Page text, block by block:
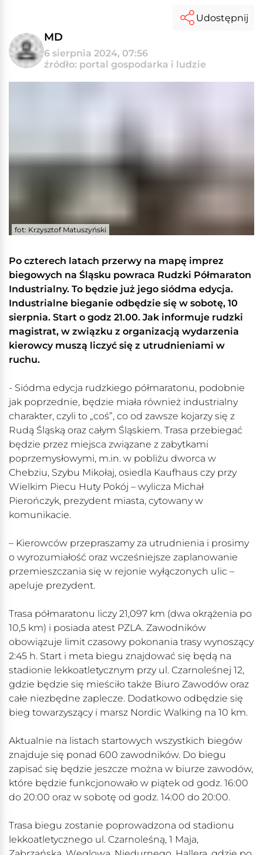
MD
6 sierpnia 2024, 07:56
źródło: portal gospodarka i ludzie
Udostępnij
fot: Krzysztof Matuszyński
Po czterech latach przerwy na mapę imprez
biegowych na Śląsku powraca Rudzki Półmaraton
Industrialny. To będzie już jego siódma edycja.
Industrialne bieganie odbędzie się w sobotę, 10
sierpnia. Start o godz 21.00. Jak informuje rudzki
magistrat, w związku z organizacją wydarzenia
kierowcy muszą liczyć się z utrudnieniami w
ruchu.
- Siódma edycja rudzkiego półmaratonu, podobnie
jak poprzednie, będzie miała również industrialny
charakter, czyli to „coś”, co od zawsze kojarzy się z
Rudą Śląską oraz całym Śląskiem. Trasa przebiegać
będzie przez miejsca związane z zabytkami
poprzemysłowymi, m.in. w pobliżu dworca w
Chebziu, Szybu Mikołaj, osiedla Kaufhaus czy przy
Wielkim Piecu Huty Pokój – wylicza Michał
Pierończyk, prezydent miasta, cytowany w
komunikacie.
– Kierowców przepraszamy za utrudnienia i prosimy
o wyrozumiałość oraz wcześniejsze zaplanowanie
przemieszczania się w rejonie wyłączonych ulic –
apeluje prezydent.
Trasa półmaratonu liczy 21,097 km (dwa okrążenia po
10,5 km) i posiada atest PZLA. Zawodników
obowiązuje limit czasowy pokonania trasy wynoszący
2:45 h. Start i meta biegu znajdować się będą na
stadionie lekkoatletycznym przy ul. Czarnoleśnej 12,
gdzie będzie się mieściło także Biuro Zawodów oraz
całe niezbędne zaplecze. Dodatkowo odbędzie się
bieg towarzyszący i marsz Nordic Walking na 10 km.
Aktualnie na listach startowych wszystkich biegów
znajduje się ponad 600 zawodników. Do biegu
zapisać się będzie jeszcze można w biurze zawodów,
które będzie funkcjonowało w piątek od godz. 16:00
do 20:00 oraz w sobotę od godz. 14:00 do 20:00.
Trasa biegu zostanie poprowadzona od stadionu
lekkoatletycznego ul. Czarnoleśną, 1 Maja,